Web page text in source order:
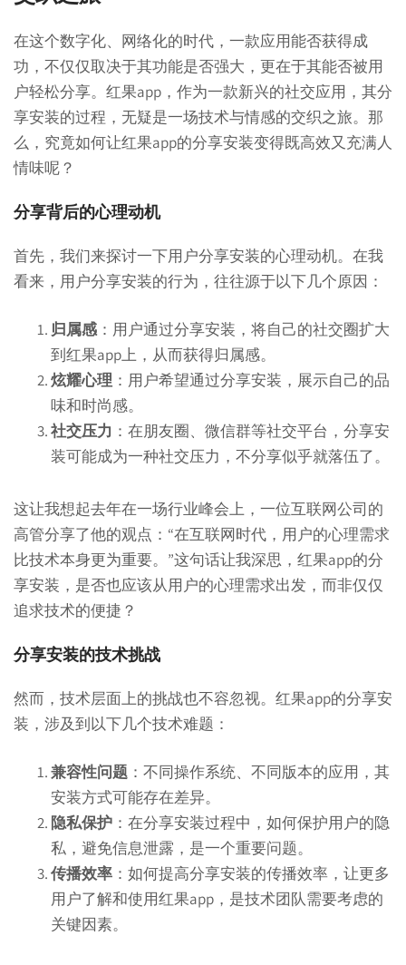
在这个数字化、网络化的时代，一款应用能否获得成
功，不仅仅取决于其功能是否强大，更在于其能否被用
户轻松分享。红果app，作为一款新兴的社交应用，其分
享安装的过程，无疑是一场技术与情感的交织之旅。那
么，究竟如何让红果app的分享安装变得既高效又充满人
情味呢？
分享背后的心理动机
首先，我们来探讨一下用户分享安装的心理动机。在我
看来，用户分享安装的行为，往往源于以下几个原因：
归属感：用户通过分享安装，将自己的社交圈扩大
到红果app上，从而获得归属感。
炫耀心理 ：用户希望通过分享安装，展示自己的品
味和时尚感。
社交压力 ：在朋友圈、微信群等社交平台，分享安
装可能成为一种社交压力，不分享似乎就落伍了。
这让我想起去年在一场行业峰会上，一位互联网公司的
高管分享了他的观点：“在互联网时代，用户的心理需求
比技术本身更为重要。”这句话让我深思，红果app的分
享安装，是否也应该从用户的心理需求出发，而非仅仅
追求技术的便捷？
分享安装的技术挑战
然而，技术层面上的挑战也不容忽视。红果app的分享安
装，涉及到以下几个技术难题：
兼容性问题：不同操作系统、不同版本的应用，其
安装方式可能存在差异。
隐私保护：在分享安装过程中，如何保护用户的隐
私，避免信息泄露，是一个重要问题。
传播效率：如何提高分享安装的传播效率，让更多
用户了解和使用红果app，是技术团队需要考虑的
关键因素。